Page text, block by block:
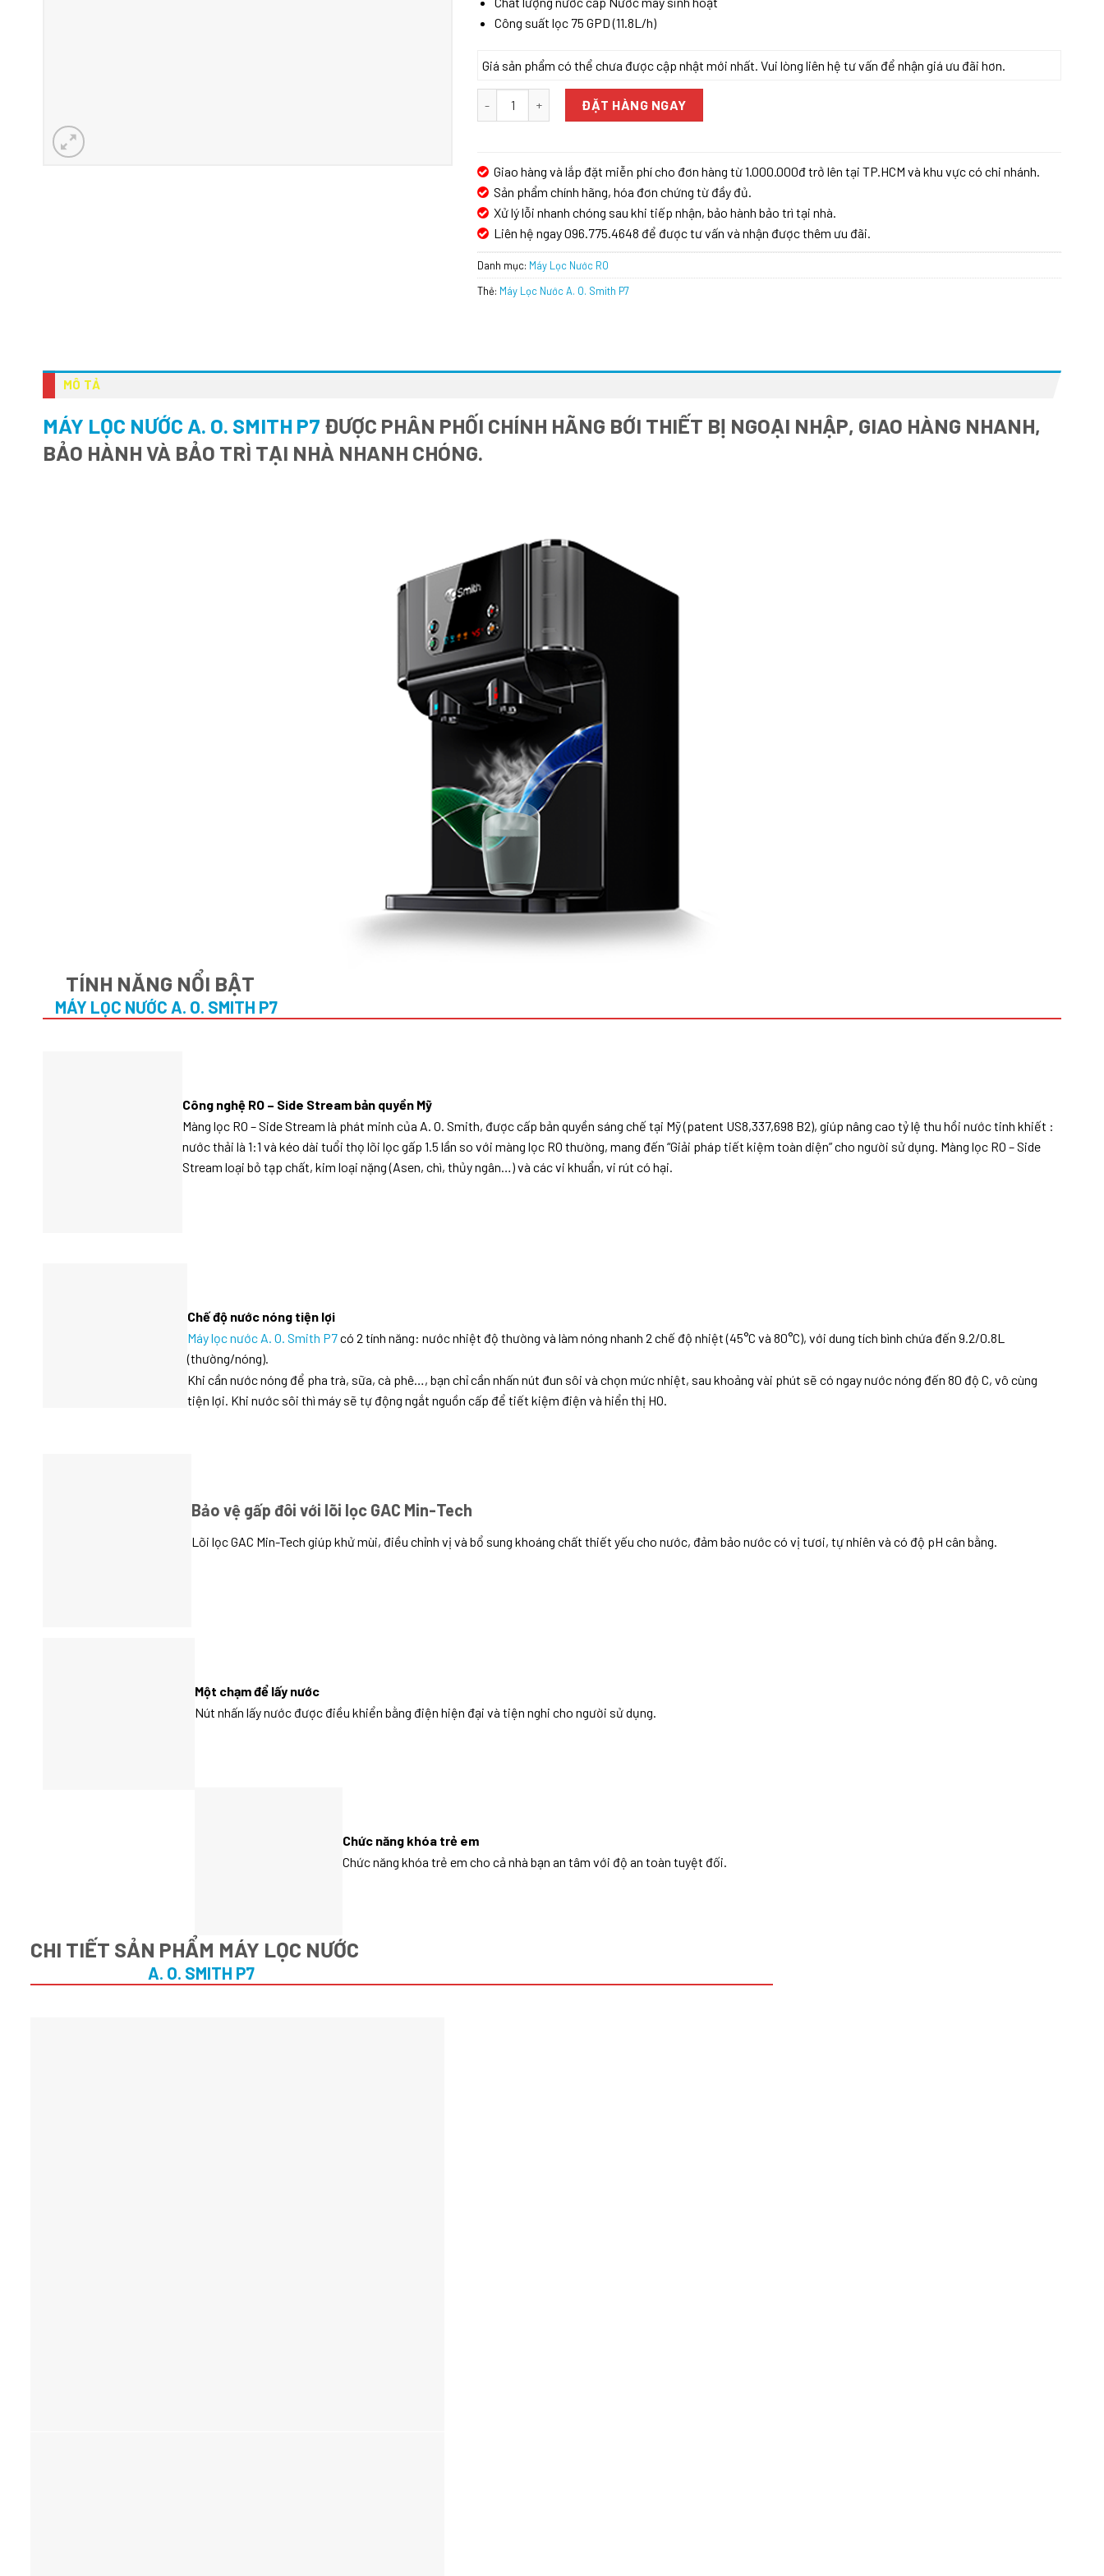
Công suất lọc 75 GPD (11.8L/h)
Giá sản phẩm có thể chưa được cập nhật mới nhất. Vui lòng liên hệ tư vấn để nhận giá ưu đãi hơn.
Máy Lọc Nước A. O. Smith P7 số lượng
ĐẶT HÀNG NGAY
Giao hàng và lắp đặt miễn phí cho đơn hàng từ 1.000.000đ trở lên tại TP.HCM và khu vực có chi nhánh.
Sản phẩm chính hãng, hóa đơn chứng từ đầy đủ.
Xử lý lỗi nhanh chóng sau khi tiếp nhận, bảo hành bảo trì tại nhà.
Liên hệ ngay 096.775.4648 để được tư vấn và nhận được thêm ưu đãi.
Danh mục: Máy Lọc Nước RO
Thẻ: Máy Lọc Nước A. O. Smith P7
MÔ TẢ
MÁY LỌC NƯỚC A. O. SMITH P7 ĐƯỢC PHÂN PHỐI CHÍNH HÃNG BỚI THIẾT BỊ NGOẠI NHẬP, GIAO HÀNG NHANH,
BẢO HÀNH VÀ BẢO TRÌ TẠI NHÀ NHANH CHÓNG.
TÍNH NĂNG NỔI BẬT
MÁY LỌC NƯỚC A. O. SMITH P7
Công nghệ RO – Side Stream bản quyền Mỹ
Màng lọc RO – Side Stream là phát minh của A. O. Smith, được cấp bản quyền sáng chế tại Mỹ (patent US8,337,698 B2), giúp nâng cao tỷ lệ thu hồi nước tinh khiết :
nước thải là 1:1 và kéo dài tuổi thọ lõi lọc gấp 1.5 lần so với màng lọc RO thường, mang đến “Giải pháp tiết kiệm toàn diện” cho người sử dụng. Màng lọc RO – Side
Stream loại bỏ tạp chất, kim loại nặng (Asen, chì, thủy ngân…) và các vi khuẩn, vi rút có hại.
Chế độ nước nóng tiện lợi
Máy lọc nước A. O. Smith P7có 2 tính năng: nước nhiệt độ thường và làm nóng nhanh 2 chế độ nhiệt (45°C và 80°C), với dung tích bình chứa đến 9.2/0.8L
(thường/nóng).
Khi cần nước nóng để pha trà, sữa, cà phê…, bạn chỉ cần nhấn nút đun sôi và chọn mức nhiệt, sau khoảng vài phút sẽ có ngay nước nóng đến 80 độ C, vô cùng
tiện lợi. Khi nước sôi thì máy sẽ tự động ngắt nguồn cấp để tiết kiệm điện và hiển thị HO.
Bảo vệ gấp đôi với lõi lọc GAC Min-Tech
Lõi lọc GAC Min-Tech giúp khử mùi, điều chỉnh vị và bổ sung khoáng chất thiết yếu cho nước, đảm bảo nước có vị tươi, tự nhiên và có độ pH cân bằng.
Một chạm để lấy nước
Nút nhấn lấy nước được điều khiển bằng điện hiện đại và tiện nghi cho người sử dụng.
Chức năng khóa trẻ em
Chức năng khóa trẻ em cho cả nhà bạn an tâm với độ an toàn tuyệt đối.
CHI TIẾT SẢN PHẨM MÁY LỌC NƯỚC
A. O. SMITH P7